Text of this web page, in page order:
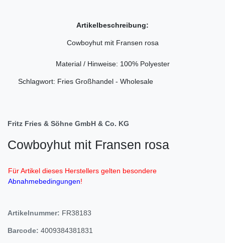
Artikelbeschreibung:
Cowboyhut mit Fransen rosa
Material / Hinweise: 100% Polyester
Schlagwort: Fries Großhandel - Wholesale
Fritz Fries & Söhne GmbH & Co. KG
Cowboyhut mit Fransen rosa
Für Artikel dieses Herstellers gelten besondere
Abnahmebedingungen!
Artikelnummer: FR38183
Barcode: 4009384381831